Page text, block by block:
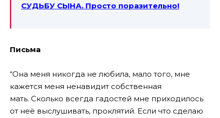
СУДЬБУ СЫНА. Просто поразительно!
Письма
“Она меня никогда не любила, мало того, мне
кажется меня ненавидит собственная
мать. Сколько всегда гадостей мне приходилось
от неё выслушивать, проклятий. Если что сделаю